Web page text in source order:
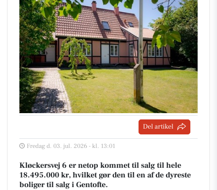
Del artikel
Fredag d. 03. jul. 2026 - kl. 13:01
Kløckersvej 6 er netop kommet til salg til hele
18.495.000 kr, hvilket gør den til en af de dyreste
boliger til salg i Gentofte.